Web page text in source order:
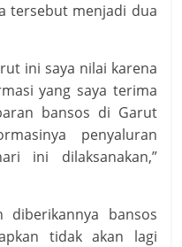
tersebut menjadi dua
ini saya nilai karena
yang saya terima
bansos di Garut
penyaluran
ini dilaksanakan,”
diberikannya bansos
tidak akan lagi